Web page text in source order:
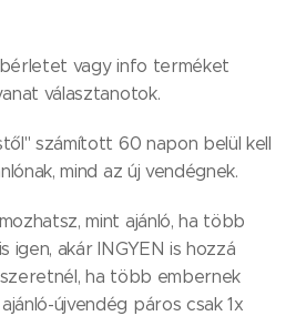
bérletet vagy info terméket
választanotok.
számított 60 napon belül kell
mind az új vendégnek.
mint ajánló, ha több
igen, akár INGYEN is hozzá
ha több embernek
újvendég páros csak 1x